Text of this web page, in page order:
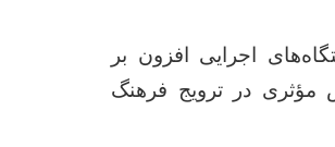
اجرایی افزون بر
مؤثری در ترویج فرهنگ